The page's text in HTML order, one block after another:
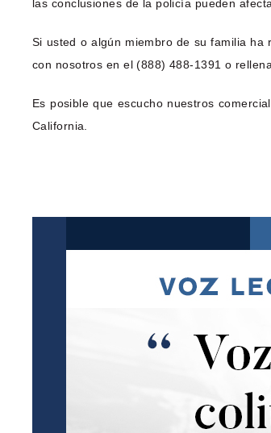
las conclusiones de la policía pueden
Si usted o algún miembro de su familia
con nosotros en el (888) 488-1391 o
Es posible que escucho nuestros
California.